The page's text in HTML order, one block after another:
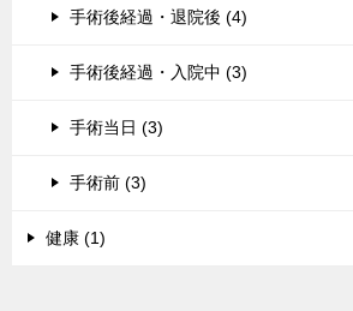
手術後経過・退院後 (4)
手術後経過・入院中 (3)
手術当日 (3)
手術前 (3)
健康 (1)